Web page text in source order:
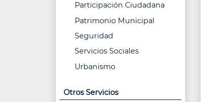
Participación Ciudadana
Patrimonio Municipal
Seguridad
Servicios Sociales
Urbanismo
Otros Servicios